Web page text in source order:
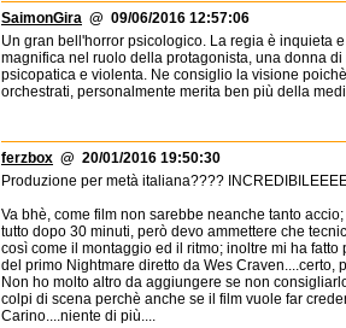
SaimonGira @ 09/06/2016 12:57:06
Un gran bell'horror psicologico. La regia è inquieta
magnifica nel ruolo della protagonista, una donna
psicopatica e violenta. Ne consiglio la visione
orchestrati, personalmente merita ben più della
ferzbox @ 20/01/2016 19:50:30
Produzione per metà italiana????
Va bhè, come film non sarebbe neanche tanto
tutto dopo 30 minuti, però devo ammettere che
così come il montaggio ed il ritmo; inoltre mi ha
del primo Nightmare diretto da Wes Craven....certo,
Non ho molto altro da aggiungere se non
colpi di scena perchè anche se il film vuole far
Carino....niente di più....